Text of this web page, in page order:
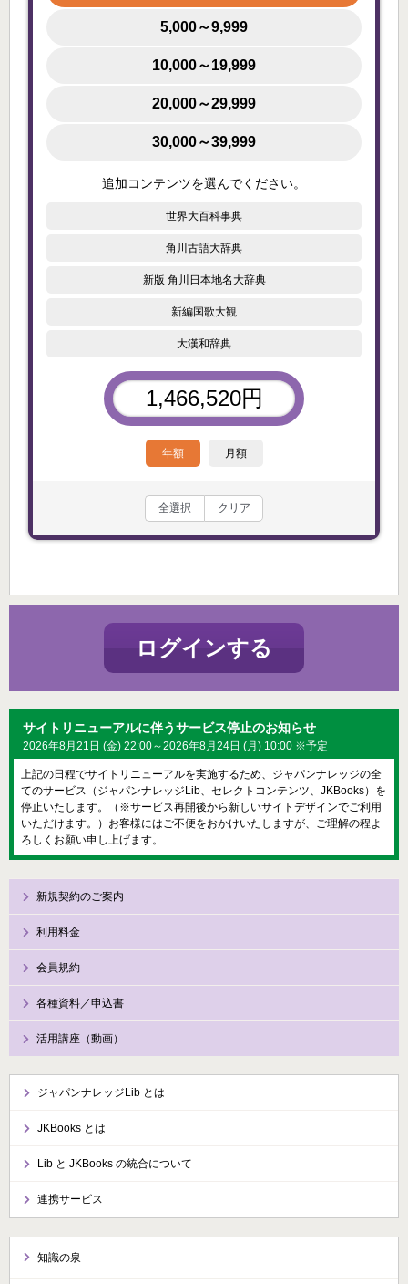
5,000～9,999
10,000～19,999
20,000～29,999
30,000～39,999
追加コンテンツを選んでください。
世界大百科事典
角川古語大辞典
新版 角川日本地名大辞典
新編国歌大観
大漢和辞典
1,466,520円
年額 月額
全選択 クリア
ログインする
サイトリニューアルに伴うサービス停止のお知らせ
2026年8月21日 (金) 22:00～2026年8月24日 (月) 10:00 ※予定
上記の日程でサイトリニューアルを実施するため、ジャパンナレッジの全
てのサービス（ジャパンナレッジLib、セレクトコンテンツ、JKBooks）を
停止いたします。（※サービス再開後から新しいサイトデザインでご利用
いただけます。）お客様にはご不便をおかけいたしますが、ご理解の程よ
ろしくお願い申し上げます。
新規契約のご案内
利用料金
会員規約
各種資料／申込書
活用講座（動画）
ジャパンナレッジLib とは
JKBooks とは
Lib と JKBooks の統合について
連携サービス
知識の泉